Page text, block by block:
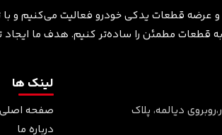
و عرضه قطعات یدکی خودرو فعالیت می‌کنیم و با
قطعات مطمئن را ساده‌تر کنیم. هدف ما ایجاد
دیالمه، پلاک
لینک ها
صفحه اصلی
درباره ما